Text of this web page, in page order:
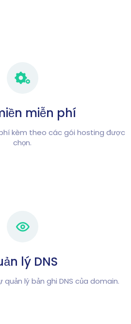
miễn phí
kèm theo các gói hosting được
chọn.
lý DNS
lý bản ghi DNS của domain.